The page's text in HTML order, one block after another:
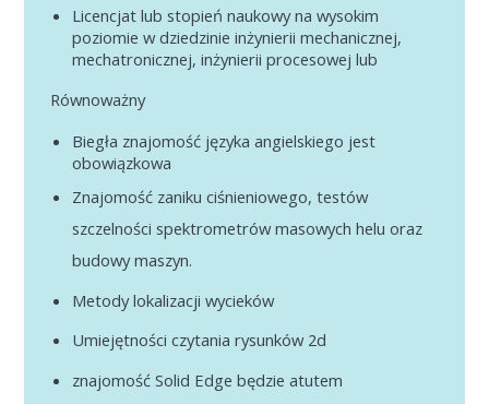
Know how to form aluminum pipes for heat
exchangers or aluminum machining
Mechanical skills
Ability to read drawings, documentation
Apply
Name*
• Willingness to develop
Apply
Name*
Surname
Licencjat lub stopień naukowy na wysokim
poziomie w dziedzinie inżynierii mechanicznej,
mechatronicznej, inżynierii procesowej lub
Równoważny
Biegła znajomość języka angielskiego jest
obowiązkowa
Znajomość zaniku ciśnieniowego, testów
szczelności spektrometrów masowych helu oraz
budowy maszyn.
Metody lokalizacji wycieków
Umiejętności czytania rysunków 2d
znajomość Solid Edge będzie atutem